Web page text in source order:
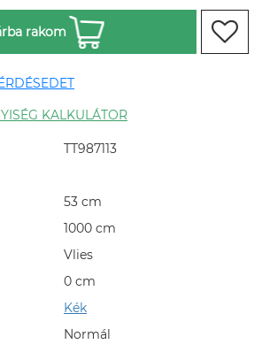
rakom
KALKULÁTOR
TT987113
53 cm
1000 cm
Vlies
0 cm
Kék
Normál